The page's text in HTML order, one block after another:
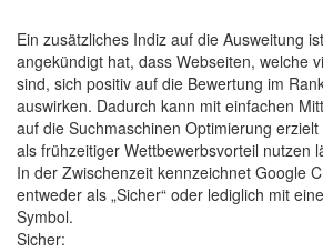
Ein zusätzliches Indiz auf die Ausweitung
angekündigt hat, dass Webseiten, welche
sind, sich positiv auf die Bewertung im
auswirken. Dadurch kann mit einfachen
auf die Suchmaschinen Optimierung
als frühzeitiger Wettbewerbsvorteil nutzen
In der Zwischenzeit kennzeichnet Google
entweder als „Sicher“ oder lediglich mit
Symbol.
Sicher: